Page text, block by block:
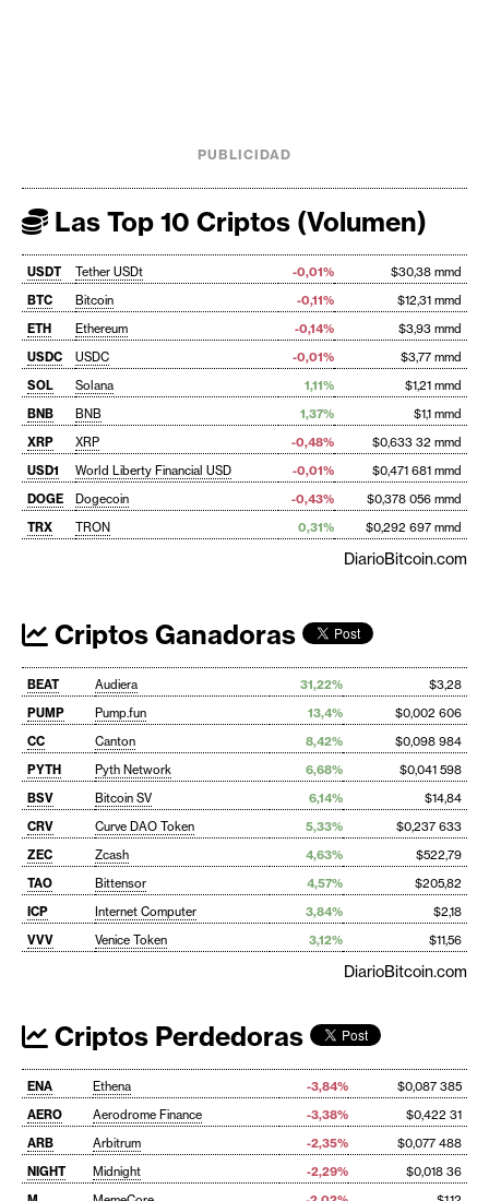
PUBLICIDAD
Las Top 10 Criptos (Volumen)
USDT Tether USDt -0,01%
$30,38 mmd
BTC
Bitcoin -0,11%
$12,31 mmd
ETH
Ethereum -0,14%
$3,93 mmd
USDC
USDC -0,01%
$3,77 mmd
SOL
Solana 1,11%
$1,21 mmd
BNB
BNB 1,37%
$1,1 mmd
XRP
XRP -0,48%
$0,633 32 mmd
USD1
World Liberty Financial USD -0,01%
$0,471 681 mmd
DOGE
Dogecoin -0,43%
$0,378 056 mmd
TRX
TRON 0,31% $0,292 697 mmd
DiarioBitcoin.com
Criptos Ganadoras
BEAT Audiera 31,22%
$3,28
PUMP
Pump.fun 13,4%
$0,002 606
CC
Canton 8,42%
$0,098 984
PYTH
Pyth Network 6,68%
$0,041 598
BSV
Bitcoin SV 6,14%
$14,84
CRV
Curve DAO Token 5,33%
$0,237 633
ZEC
Zcash 4,63%
$522,79
TAO
Bittensor 4,57%
$205,82
ICP
Internet Computer 3,84%
$2,18
VVV
Venice Token 3,12% $11,56
DiarioBitcoin.com
Criptos Perdedoras
ENA Ethena -3,84%
$0,087 385
AERO
Aerodrome Finance -3,38%
$0,422 31
ARB
Arbitrum -2,35%
$0,077 488
NIGHT
Midnight -2,29%
$0,018 36